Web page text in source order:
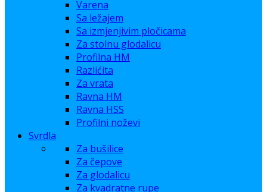
Varena
Sa ležajem
Sa izmjenjivim pločicama
Za stolnu glodalicu
Profilna HM
Razlićita
Za vrata
Ravna HM
Ravna HSS
Profilni noževi
Svrdla
Za bušilice
Za čepove
Za glodalicu
Za kvadratne rupe